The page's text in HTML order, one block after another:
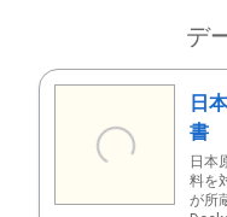
デ
日
書
日本
料を
が所